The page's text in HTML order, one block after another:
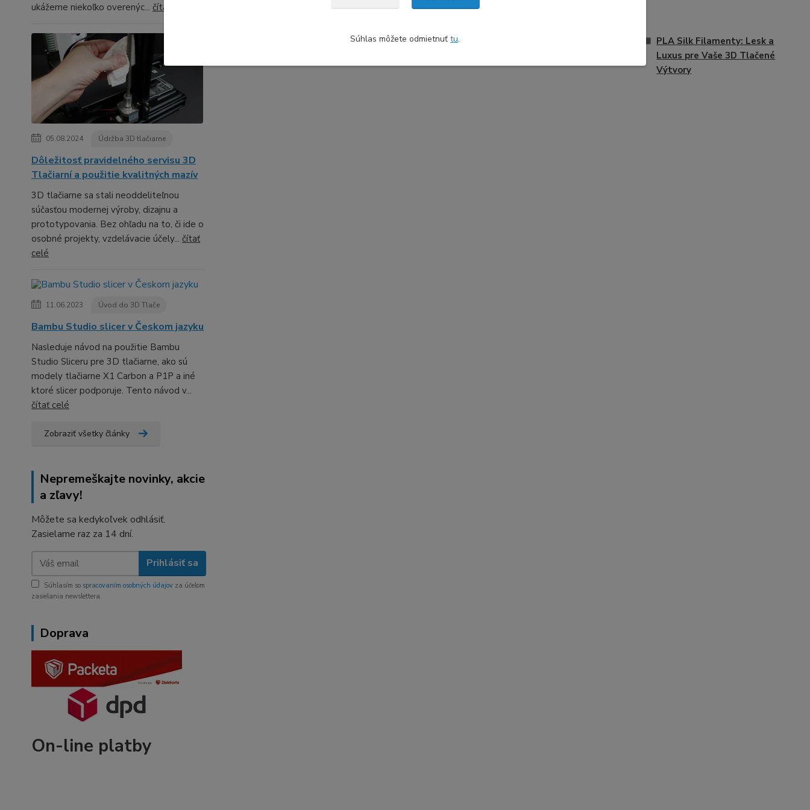
ukážeme niekoľko overenýc... čítať celé
05.08.2024 Údržba 3D tlačiarne
Dôležitosť pravidelného servisu 3D
Tlačiarní a použitie kvalitných mazív
3D tlačiarne sa stali neoddeliteľnou
súčasťou modernej výroby, dizajnu a
prototypovania. Bez ohľadu na to, či ide o
osobné projekty, vzdelávacie účely... čítať
celé
11.06.2023 Úvod do 3D Tlače
Bambu Studio slicer v Českom jazyku
Nasleduje návod na použitie Bambu
Studio Sliceru pre 3D tlačiarne, ako sú
modely tlačiarne X1 Carbon a P1P a iné
ktoré slicer podporuje. Tento návod v...
čítať celé
Zobraziť všetky články
Nepremeškajte novinky, akcie
a zľavy!
Môžete sa kedykoľvek odhlásiť.
Zasielame raz za 14 dní.
Prihlásiť sa
Súhlasím so spracovaním osobných údajov za účelom
zasielania newslettera.
Doprava
On-line platby
Filamenty kompatibilné s
PLA Silk Filamenty: Lesk a
Luxus pre Vaše 3D Tlačené
Výtvory
Súhlas môžete odmietnuť tu.